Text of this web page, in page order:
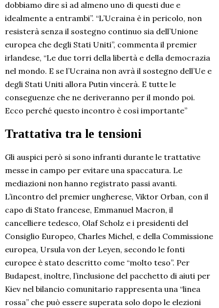
dobbiamo dire sì ad almeno uno di questi due e
idealmente a entrambi”. “L’Ucraina è in pericolo, non
resisterà senza il sostegno continuo sia dell’Unione
europea che degli Stati Uniti”, commenta il premier
irlandese, “Le due torri della libertà e della democrazia
nel mondo. E se l’Ucraina non avrà il sostegno dell’Ue e
degli Stati Uniti allora Putin vincerà. E tutte le
conseguenze che ne deriveranno per il mondo poi.
Ecco perché questo incontro è così importante”
Trattativa tra le tensioni
Gli auspici però si sono infranti durante le trattative
messe in campo per evitare una spaccatura. Le
mediazioni non hanno registrato passi avanti.
L’incontro del premier ungherese, Viktor Orban, con il
capo di Stato francese, Emmanuel Macron, il
cancelliere tedesco, Olaf Scholz e i presidenti del
Consiglio Europeo, Charles Michel, e della Commissione
europea, Ursula von der Leyen, secondo le fonti
europee è stato descritto come “molto teso”. Per
Budapest, inoltre, l’inclusione del pacchetto di aiuti per
Kiev nel bilancio comunitario rappresenta una “linea
rossa” che può essere superata solo dopo le elezioni